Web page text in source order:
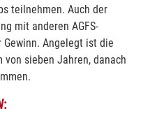
teilnehmen. Auch der
mit anderen AGFS-
Angelegt ist die
sieben Jahren, danach